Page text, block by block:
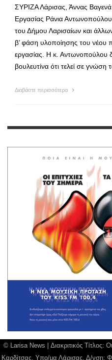
ΣΥΡΙΖΑ Λάρισας, Άννας
Εργασίας Ράνια
του Δήμου Λαρισαίων και
β’ φάση υλοποίησης του νέου
εργασίας. Η κ. Αντωνοπούλου
βουλευτίνα ότι τελεί σε γνώση
Διαβάστε περισσότερα
© Larisa News | Διακριτικός
Καρδίτσας, Υπο/μα Λάρισας, Δ/νση: